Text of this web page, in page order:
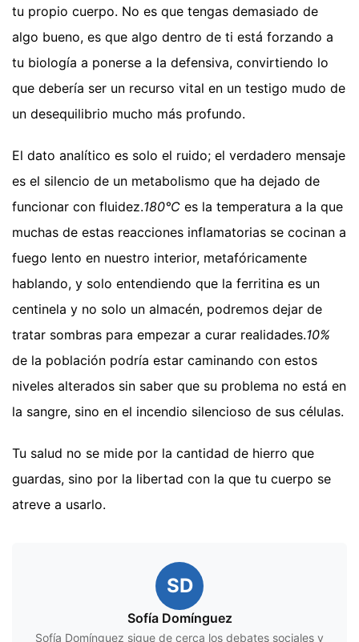
tu propio cuerpo. No es que tengas demasiado de
algo bueno, es que algo dentro de ti está forzando a
tu biología a ponerse a la defensiva, convirtiendo lo
que debería ser un recurso vital en un testigo mudo de
un desequilibrio mucho más profundo.
El dato analítico es solo el ruido; el verdadero mensaje
es el silencio de un metabolismo que ha dejado de
funcionar con fluidez.180°C es la temperatura a la que
muchas de estas reacciones inflamatorias se cocinan a
fuego lento en nuestro interior, metafóricamente
hablando, y solo entendiendo que la ferritina es un
centinela y no solo un almacén, podremos dejar de
tratar sombras para empezar a curar realidades.10%
de la población podría estar caminando con estos
niveles alterados sin saber que su problema no está en
la sangre, sino en el incendio silencioso de sus células.
Tu salud no se mide por la cantidad de hierro que
guardas, sino por la libertad con la que tu cuerpo se
atreve a usarlo.
SD
Sofía Domínguez
Sofía Domínguez sigue de cerca los debates sociales y